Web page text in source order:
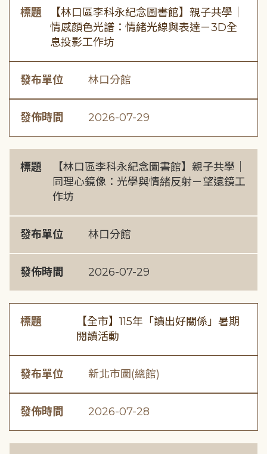
標題
【林口區李科永紀念圖書館】親子共學｜
情感顏色光譜：情緒光線與表達－3D全
息投影工作坊
發布單位 林口分館
發佈時間 2026-07-29
標題
【林口區李科永紀念圖書館】親子共學｜
同理心鏡像：光學與情緒反射－望遠鏡工
作坊
發布單位 林口分館
發佈時間 2026-07-29
標題
【全市】115年「讀出好關係」暑期
閱讀活動
發布單位 新北市圖(總館)
發佈時間 2026-07-28